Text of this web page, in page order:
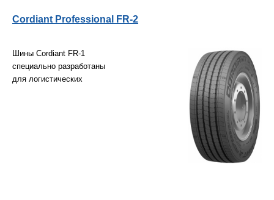
Cordiant Professional FR-2
Шины Cordiant FR-1
специально разработаны
для логистических